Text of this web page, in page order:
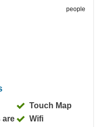
people
Touch Map
are
Wifi